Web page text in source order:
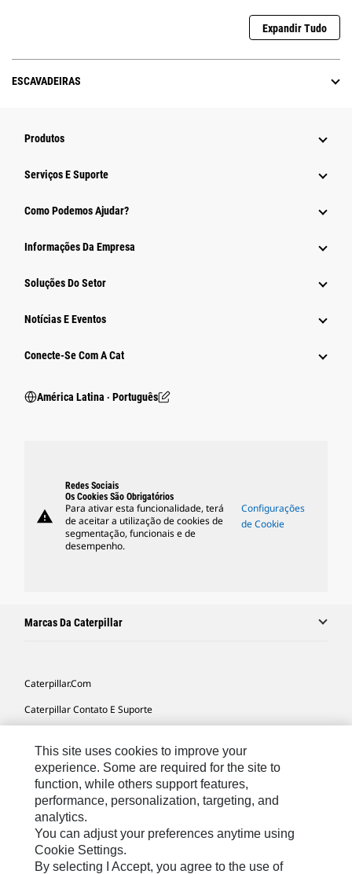
Expandir Tudo
ESCAVADEIRAS
Produtos
Serviços E Suporte
Como Podemos Ajudar?
Informações Da Empresa
Soluções Do Setor
Notícias E Eventos
Conecte-Se Com A Cat
América Latina ‧ Português
warning
Redes Sociais
Os Cookies São Obrigatórios
Para ativar esta funcionalidade, terá
de aceitar a utilização de cookies de
segmentação, funcionais e de
desempenho.
Configurações
de Cookie
Marcas Da Caterpillar
Caterpillar.com
Caterpillar Contato E Suporte
Mapa Do Local
Cookie Settings
Legal
Privacidade
This site uses cookies to improve your
experience. Some are required for the site to
function, while others support features,
performance, personalization, targeting, and
analytics.
You can adjust your preferences anytime using
Cookie Settings.
By selecting I Accept, you agree to the use of